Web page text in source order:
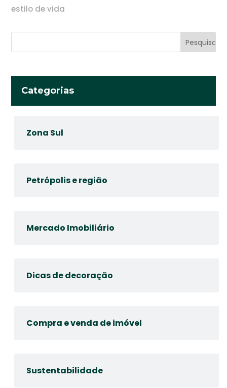
estilo de vida
Categorias
Zona Sul
Petrópolis e região
Mercado Imobiliário
Dicas de decoração
Compra e venda de imóvel
Sustentabilidade